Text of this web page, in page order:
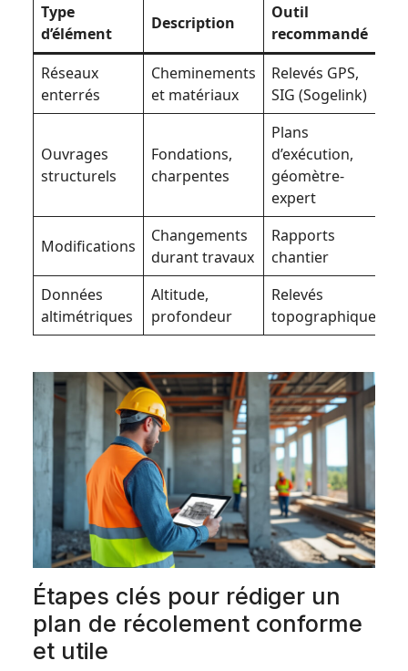
Type
d’élément
Description
Outil
recommandé
Réseaux
enterrés
Cheminements
et matériaux
Relevés GPS,
SIG (Sogelink)
Ouvrages
structurels
Fondations,
charpentes
Plans
d’exécution,
géomètre-
expert
Modifications
Changements
durant travaux
Rapports
chantier
Données
altimétriques
Altitude,
profondeur
Relevés
topographiques
Étapes clés pour rédiger un
plan de récolement conforme
et utile